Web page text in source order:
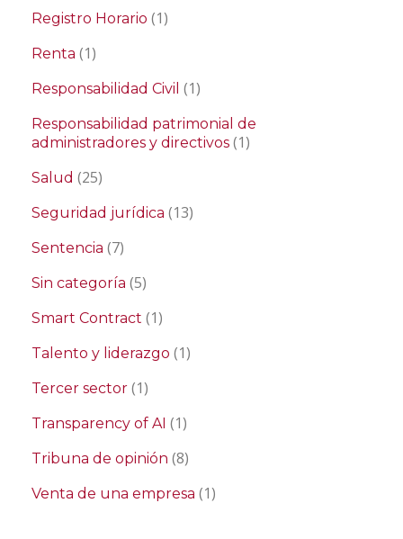
Registro Horario (1)
Renta (1)
Responsabilidad Civil (1)
Responsabilidad patrimonial de
administradores y directivos (1)
Salud (25)
Seguridad jurídica (13)
Sentencia (7)
Sin categoría (5)
Smart Contract (1)
Talento y liderazgo (1)
Tercer sector (1)
Transparency of AI (1)
Tribuna de opinión (8)
Venta de una empresa (1)